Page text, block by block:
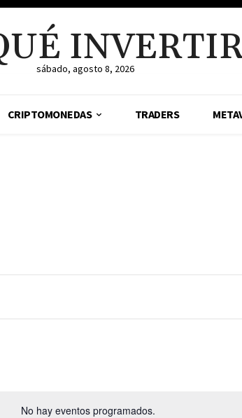
sábado, agosto 8, 2026
CRIPTOMONEDAS TRADERS
No hay eventos programados.